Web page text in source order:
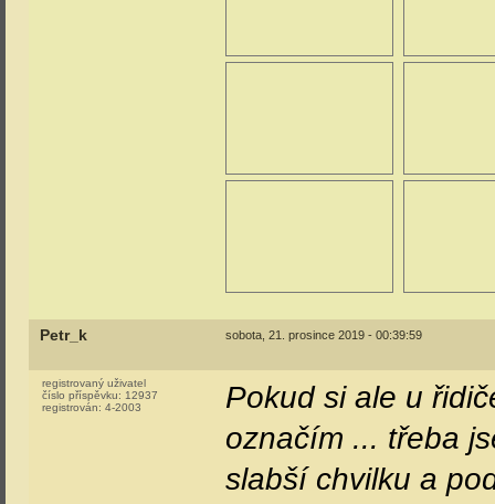
Petr_k sobota, 21. prosince 2019 - 00:39:59
registrovaný uživatel
číslo příspěvku: 12937
registrován: 4-2003
Pokud si ale u
označím ... třeba
slabší chvilku a